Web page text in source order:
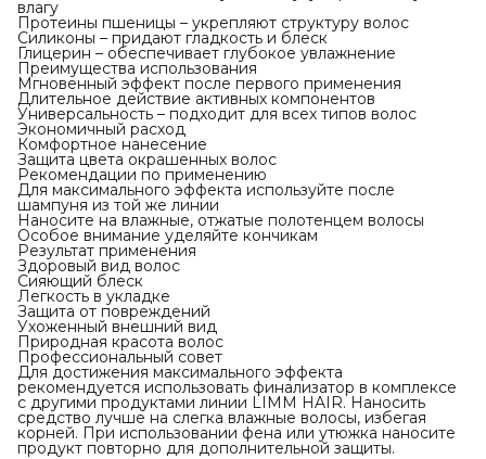
влагу
Протеины пшеницы – укрепляют структуру волос
Силиконы – придают гладкость и блеск
Глицерин – обеспечивает глубокое увлажнение
Преимущества использования
Мгновенный эффект после первого применения
Длительное действие активных компонентов
Универсальность – подходит для всех типов волос
Экономичный расход
Комфортное нанесение
Защита цвета окрашенных волос
Рекомендации по применению
Для максимального эффекта используйте после
шампуня из той же линии
Наносите на влажные, отжатые полотенцем волосы
Особое внимание уделяйте кончикам
Результат применения
Здоровый вид волос
Сияющий блеск
Легкость в укладке
Защита от повреждений
Ухоженный внешний вид
Природная красота волос
Профессиональный совет
Для достижения максимального эффекта
рекомендуется использовать финализатор в комплексе
с другими продуктами линии LIMM HAIR. Наносить
средство лучше на слегка влажные волосы, избегая
корней. При использовании фена или утюжка наносите
продукт повторно для дополнительной защиты.